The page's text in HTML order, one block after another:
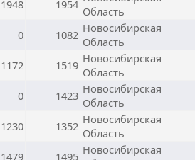
1948 1954 Область
0 1082 Новосибирская
Область
1172 1519 Новосибирская
Область
0 1423 Новосибирская
Область
1230 1352 Новосибирская
Область
1479 1495 Новосибирская